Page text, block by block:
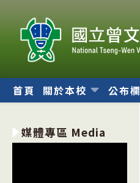
內
首頁 關於本校 公布欄
媒體專區 Media